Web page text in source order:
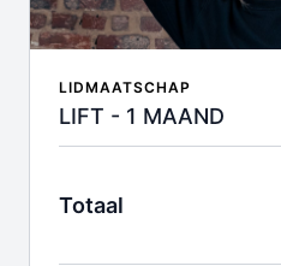
LIDMAATSCHAP
LIFT - 1 MAAND
Totaal